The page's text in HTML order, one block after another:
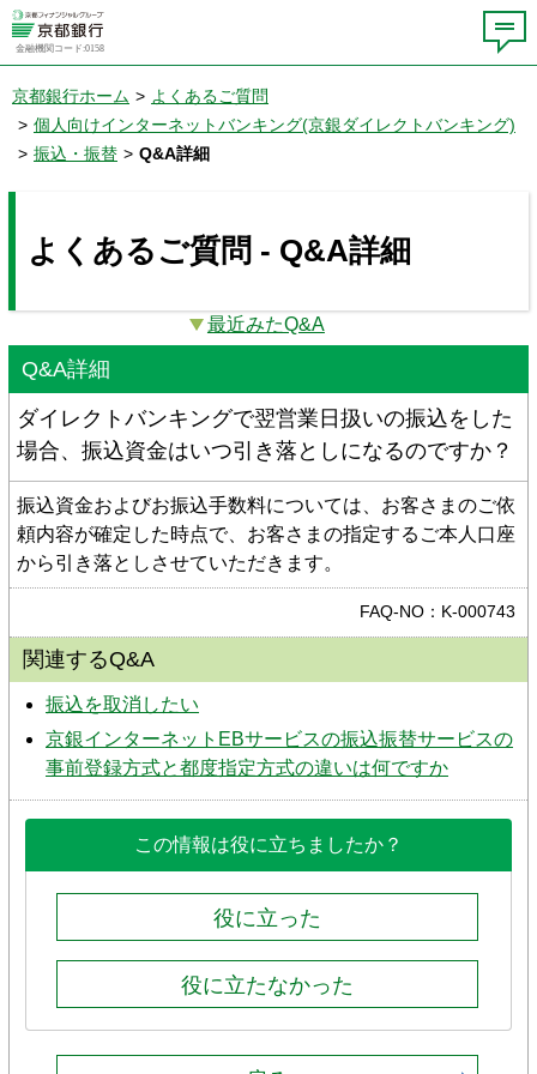
金融機関コード:0158
京都銀行ホーム > よくあるご質問
> 個人向けインターネットバンキング(京銀ダイレクトバンキング)
> 振込・振替 > Q&A詳細
よくあるご質問 - Q&A詳細
最近みたQ&A
Q&A詳細
ダイレクトバンキングで翌営業日扱いの振込をした
場合、振込資金はいつ引き落としになるのですか？
振込資金およびお振込手数料については、お客さまのご依
頼内容が確定した時点で、お客さまの指定するご本人口座
から引き落としさせていただきます。
FAQ-NO：K-000743
関連するQ&A
振込を取消したい
京銀インターネットEBサービスの振込振替サービスの
事前登録方式と都度指定方式の違いは何ですか
この情報は役に立ちましたか？
役に立った
役に立たなかった